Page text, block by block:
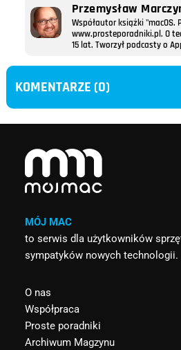
Przemysław
Współautor książki "macOS.
www.prosteporadniki.pl. O
15 lat. Tworzył podcasty o
KOMENTARZE (0)
MÓJ MAC
to serwis dla użytkowników
sympatyków nowych technologii.
O nas
Współpraca
Proste poradniki
Archiwum Magzynu